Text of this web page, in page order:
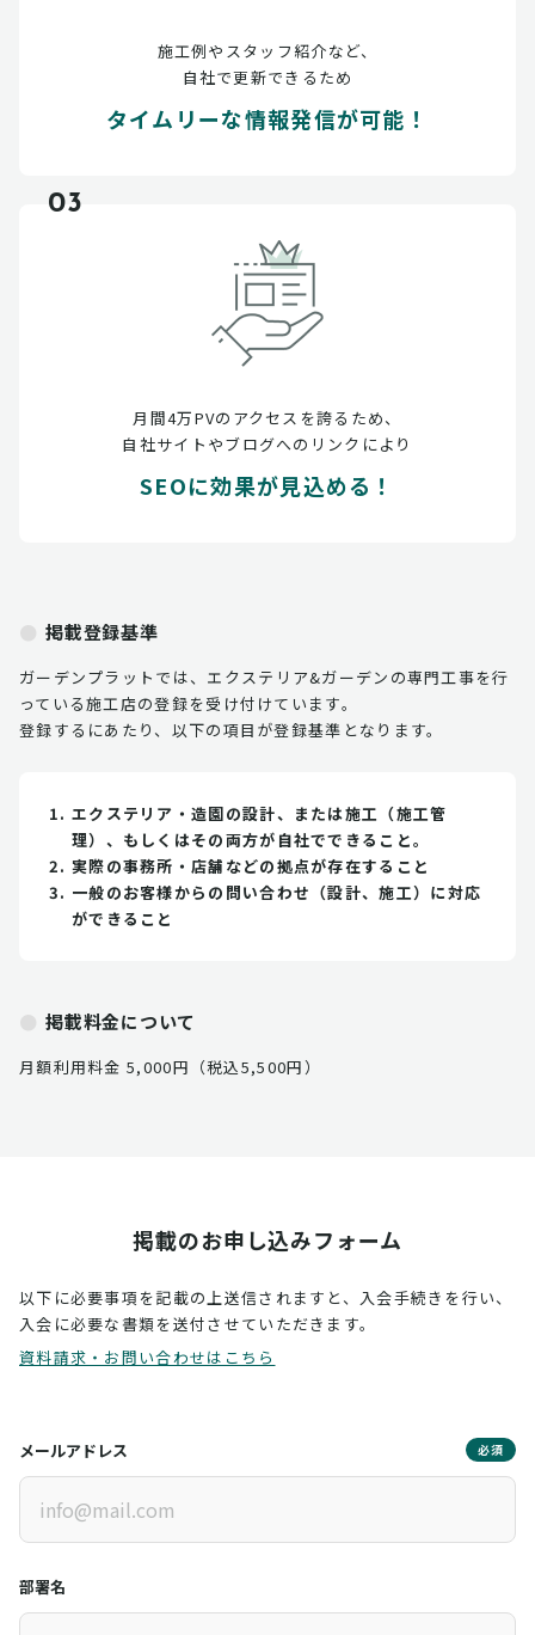
施工例やスタッフ紹介など、
自社で更新できるため
タイムリーな情報発信が可能！
03
月間4万PVのアクセスを誇るため、
自社サイトやブログへのリンクにより
SEOに効果が見込める！
掲載登録基準
ガーデンプラットでは、エクステリア&ガーデンの専門工事を行
っている施工店の登録を受け付けています。
登録するにあたり、以下の項目が登録基準となります。
エクステリア・造園の設計、または施工（施工管
理）、もしくはその両方が自社でできること。
実際の事務所・店舗などの拠点が存在すること
一般のお客様からの問い合わせ（設計、施工）に対応
ができること
掲載料金について
月額利用料金 5,000円（税込5,500円）
掲載のお申し込みフォーム
以下に必要事項を記載の上送信されますと、入会手続きを行い、
入会に必要な書類を送付させていただきます。
資料請求・お問い合わせはこちら
メールアドレス 必須
部署名